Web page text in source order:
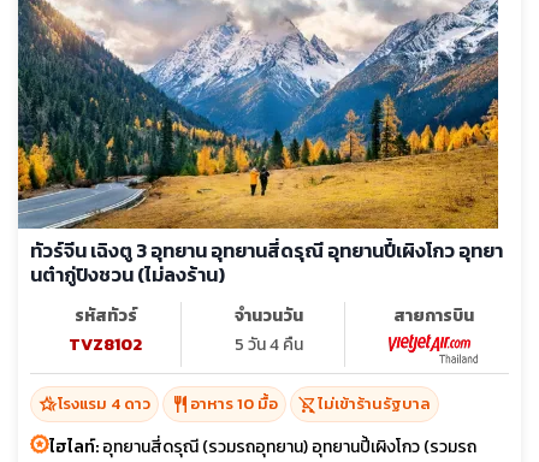
ทัวร์จีน เฉิงตู 3 อุทยาน อุทยานสี่ดรุณี อุทยานปี้เผิงโกว อุทยา
นต๋ากู่ปิงชวน (ไม่ลงร้าน)
รหัสทัวร์
TVZ8102
จำนวนวัน
5 วัน 4 คืน
สายการบิน
hotel_classโรงแรม 4 ดาว restaurant อาหาร 10 มื้อ shopping_cart_offไม่เข้าร้านรัฐบาล
ไฮไลท์:อุทยานสี่ดรุณี (รวมรถอุทยาน) อุทยานปี้เผิงโกว (รวมรถ